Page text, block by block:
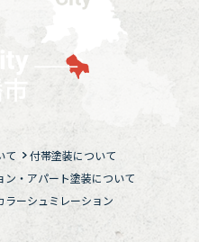
て
付帯塗装について
ン・アパート塗装について
ラーシュミレーション